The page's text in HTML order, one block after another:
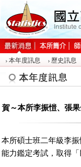
本年度訊息 歷史訊息
賀～本所李振愷、張
本所碩士班二年級李
能力鑑定考試，取得「